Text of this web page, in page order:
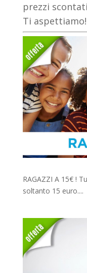
prezzi
Ti aspettiamo!
RAGAZZI A 15€ !
soltanto 15 euro....